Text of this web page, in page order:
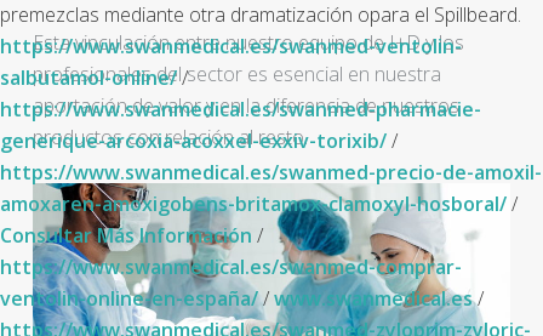
premezclas mediante otra dramatización opara el Spillbeard.
https://www.swanmedical.es/swanmed-ventolin-
salbutamol-online//
https://www.swanmedical.es/swanmed-pharmacie-
generique-arcoxia-acoxxel-exxiv-torixib//
https://www.swanmedical.es/swanmed-precio-de-amoxil-
amoxaren-amoxigobens-britamox-clamoxyl-hosboral//
Consultar Más Información /
https://www.swanmedical.es/swanmed-comprar-
ventolin-online-en-españa//www.swanmedical.es/
https://www.swanmedical.es/swanmed-zyloprim-zyloric-
Esta vinculación entre nuestro equipo de I+D y los
profesionales del sector es esencial en nuestra
aportación de valor y en la diferencia de nuestros
productos con relación al resto.